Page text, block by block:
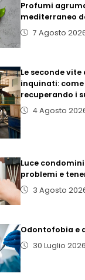
Profumi
mediterraneo
7 Agosto
Le seconde
inquinati: come
recuperando i
4 Agosto
Luce
problemi e
3 Agosto
Odontofobia e
30 Luglio 2026